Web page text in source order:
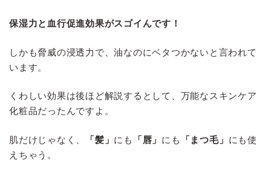
保湿力と血行促進効果がスゴイんです！
しかも脅威の浸透力で、油なのにベタつかないと言われて
います。
くわしい効果は後ほど解説するとして、万能なスキンケア
化粧品だったんですよ。
肌だけじゃなく、 「髪」 にも 「唇」 にも 「まつ毛」 にも使
えちゃう。